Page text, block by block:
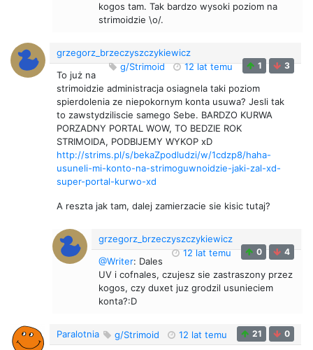
kogos tam. Tak bardzo wysoki poziom na
strimoidzie \o/.
grzegorz_brzeczyszczykiewicz
g/Strimoid
12 lat temu 1 3
To już na
strimoidzie administracja osiagnela taki poziom
spierdolenia ze niepokornym konta usuwa? Jesli tak
to zawstydziliscie samego Sebe. BARDZO KURWA
PORZADNY PORTAL WOW, TO BEDZIE ROK
STRIMOIDA, PODBIJEMY WYKOP xD
http://strims.pl/s/bekaZpodludzi/w/1cdzp8/haha-
usuneli-mi-konto-na-strimoguwnoidzie-jaki-zal-xd-
super-portal-kurwo-xd
A reszta jak tam, dalej zamierzacie sie kisic tutaj?
grzegorz_brzeczyszczykiewicz
12 lat temu
0 4
@Writer: Dales
UV i cofnales, czujesz sie zastraszony przez
kogos, czy duxet juz grodzil usunieciem
konta?:D
Paralotnia g/Strimoid 12 lat temu 21 0